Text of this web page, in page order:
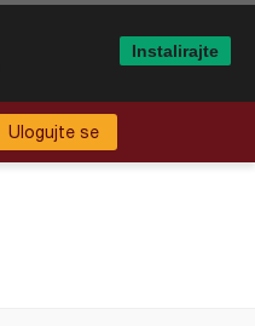
Ulogujte se
Instalirajte